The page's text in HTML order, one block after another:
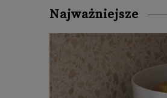
Najważniejsze